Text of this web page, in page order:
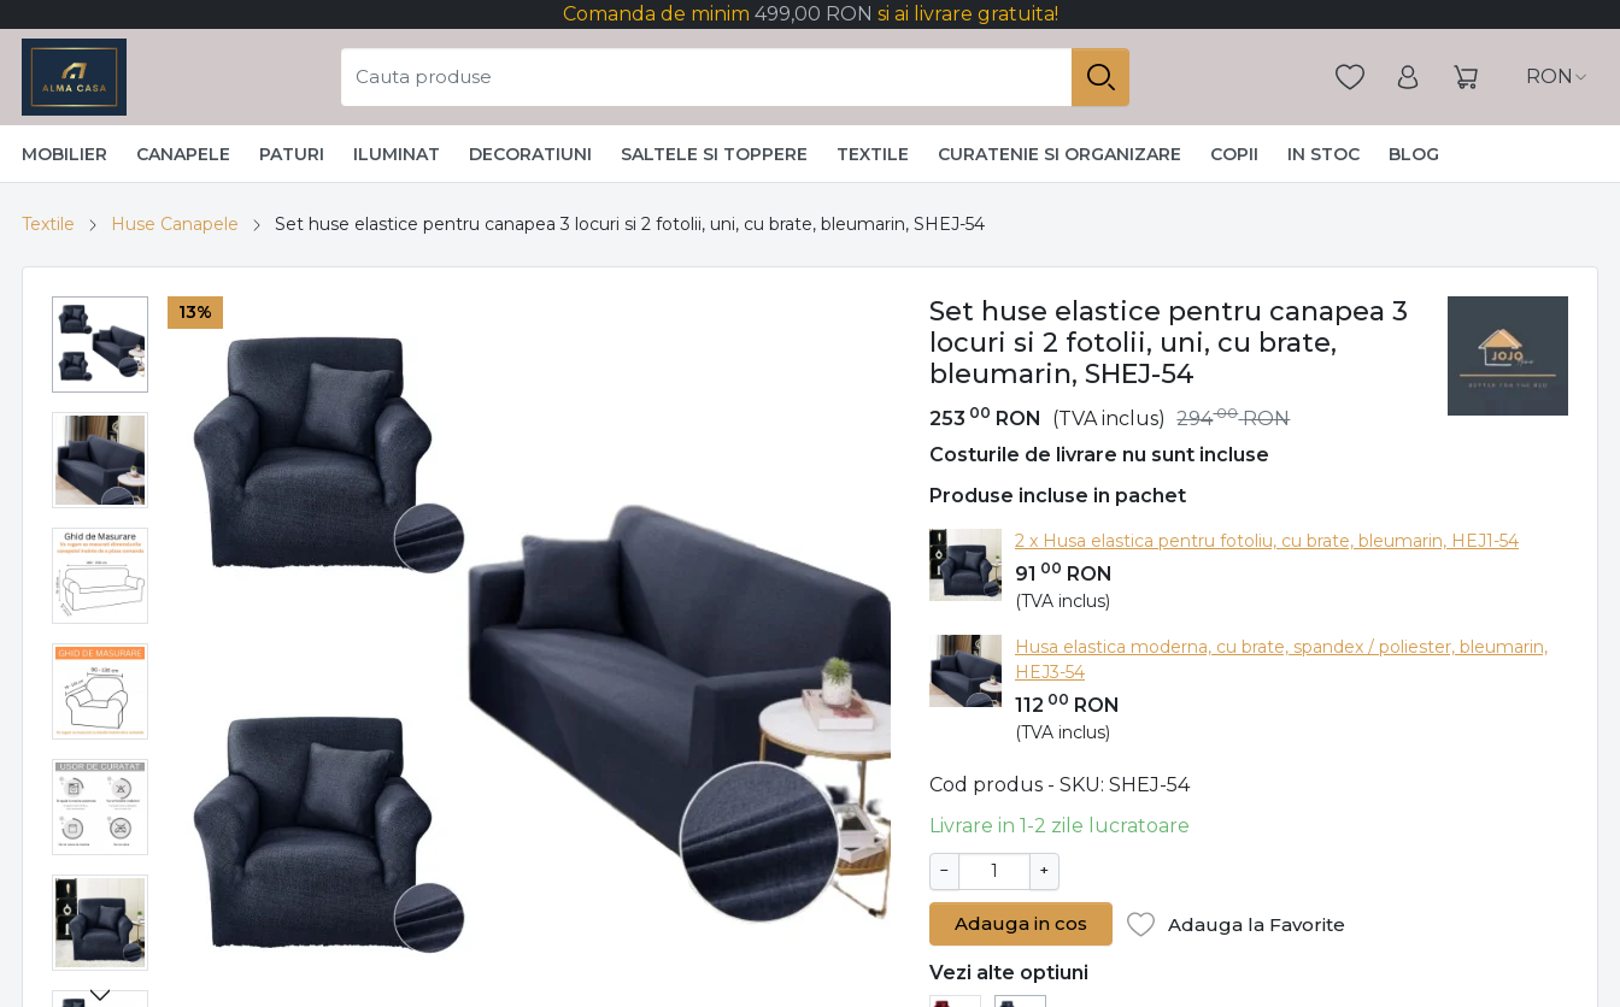
Comanda de minim 499,00 RON si ai livrare gratuita!
RON
MOBILIER CANAPELE PATURI ILUMINAT DECORATIUNI SALTELE SI TOPPERE TEXTILE CURATENIE SI ORGANIZARE COPII IN STOC BLOG
Textile Huse Canapele Set huse elastice pentru canapea 3 locuri si 2 fotolii, uni, cu brate, bleumarin, SHEJ-54
13%
Set huse elastice pentru canapea 3
locuri si 2 fotolii, uni, cu brate,
bleumarin, SHEJ-54
253 00 RON (TVA inclus) 29400 RON
Costurile de livrare nu sunt incluse
Produse incluse in pachet
2 x Husa elastica pentru fotoliu, cu brate, bleumarin, HEJ1-54
91 00 RON
(TVA inclus)
Husa elastica moderna, cu brate, spandex / poliester, bleumarin,
HEJ3-54
112 00 RON
(TVA inclus)
Cod produs - SKU SHEJ-54
Livrare in 1-2 zile lucratoare
− +
Adauga in cos Adauga la Favorite
Vezi alte optiuni